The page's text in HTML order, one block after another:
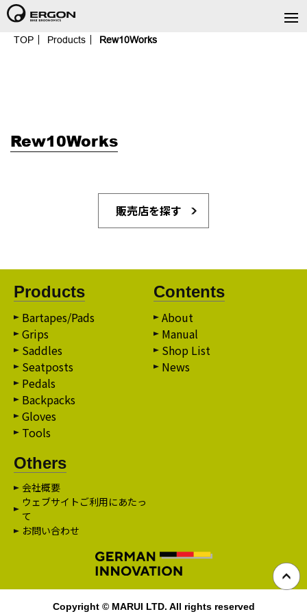
TOP Products Rew10Works
Rew10Works
販売店を探す
Products
Bartapes/Pads
Grips
Saddles
Seatposts
Pedals
Backpacks
Gloves
Tools
Contents
About
Manual
Shop List
News
Others
会社概要
ウェブサイトご利用にあたっ
て
お問い合わせ
Copyright © MARUI LTD. All rights reserved